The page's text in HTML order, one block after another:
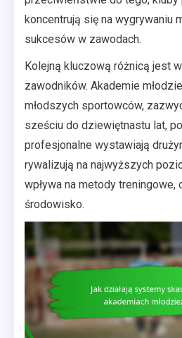
koncentrują się na wygrywaniu
sukcesów w zawodach.
Kolejną kluczową różnicą jest
zawodników. Akademie
młodszych sportowców,
sześciu do dziewiętnastu lat,
profesjonalne wystawiają
rywalizują na najwyższych
wpływa na metody treningowe,
środowisko.